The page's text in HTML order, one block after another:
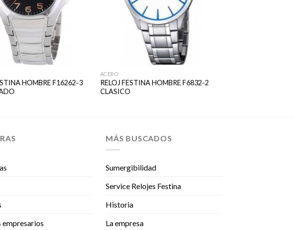
HOMBRE F16262-3
ACERO
RELOJ FESTINA HOMBRE F6832-2
CLASICO
empresarios
MÁS BUSCADOS
Sumergibilidad
Service Relojes Festina
Historia
La empresa